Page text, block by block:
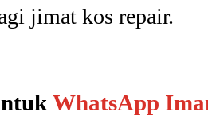
jimat kos repair.
WhatsApp